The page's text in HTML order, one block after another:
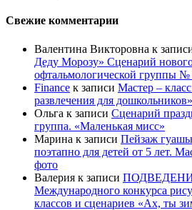
Свежие комментарии
Валентина Викторовна к
Деду Морозу» Сценарий
офтальмологической группы №
Finance к записи Мастер –
развлечения для дошкольников»
Ольга к записи Сценарий
группа. «Маленькая мисс»
Марина к записи Пейзаж
поэтапно для детей от 5 лет.
фото
Валерия к записи
Международного конкурса
классов и сценариев «Ах, ты